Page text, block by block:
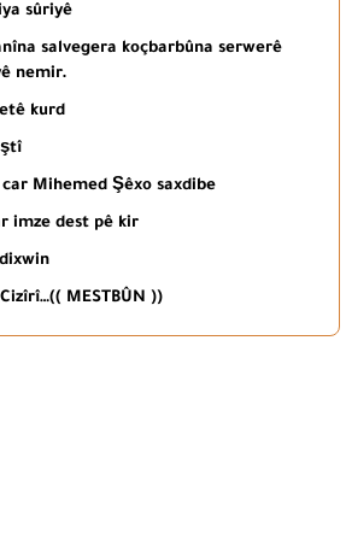
sûriyê
salvegera koçbarbûna serwerê
nemir.
kurd
car Mihemed Şêxo saxdibe
imze dest pê kir
MESTBÛN ))